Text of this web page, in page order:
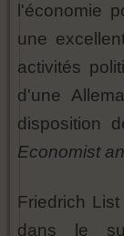
l'économie
une
activités
d'une
disposition
Economist
Friedrich
dans le